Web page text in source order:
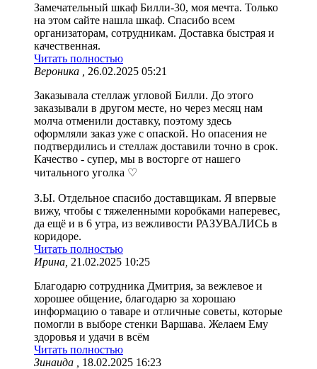
Замечательный шкаф Билли-30, моя мечта. Только
на этом сайте нашла шкаф. Спасибо всем
организаторам, сотрудникам. Доставка быстрая и
качественная.
Читать полностью
Вероника ,
26.02.2025 05:21
Заказывала стеллаж угловой Билли. До этого
заказывали в другом месте, но через месяц нам
молча отменили доставку, поэтому здесь
оформляли заказ уже с опаской. Но опасения не
подтвердились и стеллаж доставили точно в срок.
Качество - супер, мы в восторге от нашего
читального уголка ♡
З.Ы. Отдельное спасибо доставщикам. Я впервые
вижу, чтобы с тяжеленными коробками наперевес,
да ещё и в 6 утра, из вежливости РАЗУВАЛИСЬ в
коридоре.
Читать полностью
Ирина, 21.02.2025 10:25
Благодарю сотрудника Дмитрия, за вежлевое и
хорошее общение, благодарю за хорошаю
информацию о таваре и отличные советы, которые
помогли в выборе стенки Варшава. Желаем Ему
здоровья и удачи в всём
Читать полностью
Зинаида ,
18.02.2025 16:23